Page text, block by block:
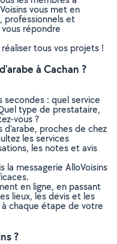
vous met en
professionnels et
répondre
tous vos projets !
à Cachan ?
secondes : quel service
type de prestataire,
vous ?
d'arabe, proches de chez
les services
les notes et avis
la messagerie AlloVoisins
en ligne, en passant
lieux, les devis et les
chaque étape de votre
?